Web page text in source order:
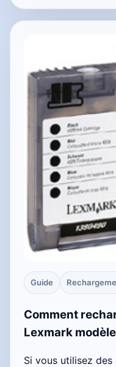
Guide
Comment
Lexmark
Si vous utilisez